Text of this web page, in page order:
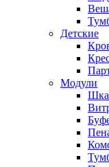
Детские
Модули